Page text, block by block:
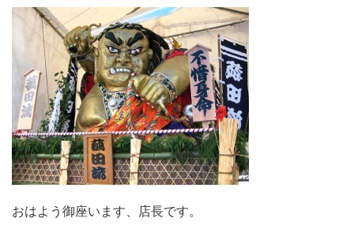
おはよう御座います、店長です。